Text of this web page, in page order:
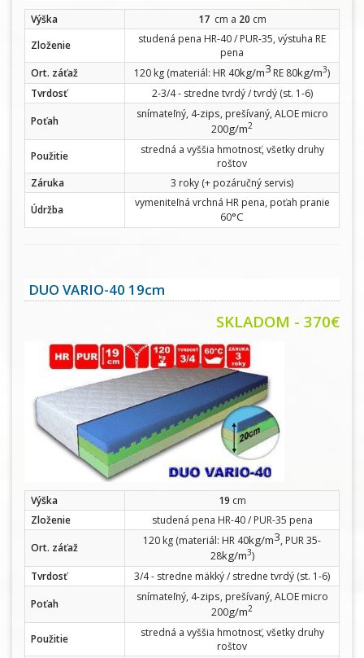
Výška 17cm a 20 cm
Zloženie
studená pena HR-40 / PUR-35, výstuha RE
pena
Ort. záťaž
120 kg (materiál: HR 40kg/m3 RE 80kg/m3)
Tvrdosť
2-3/4 - stredne tvrdý / tvrdý (st. 1-6)
Poťah
snímateľný, 4-zips, prešívaný, ALOE micro
200g/m2
Použitie
stredná a vyššia hmotnosť, všetky druhy
roštov
Záruka
3 roky (+ pozáručný servis)
Údržba
vymeniteľná vrchná HR pena, poťah pranie
60°C
DUO VARIO-40 19cm
SKLADOM - 370€
Výška 19 cm
Zloženie
studená pena HR-40 / PUR-35 pena
Ort. záťaž
120 kg (materiál: HR 40kg/m3, PUR 35-
28kg/m3)
Tvrdosť
3/4 - stredne mäkký / stredne tvrdý (st. 1-6)
Poťah
snímateľný, 4-zips, prešívaný, ALOE micro
200g/m2
Použitie
stredná a vyššia hmotnosť, všetky druhy
roštov